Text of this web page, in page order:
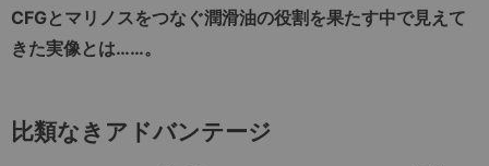
CFGとマリノスをつなぐ潤滑油の役割を果たす中で見えて
きた実像とは……。
比類なきアドバンテージ